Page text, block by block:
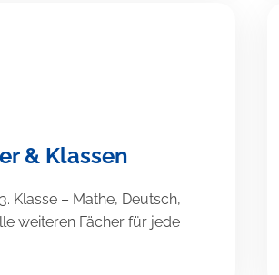
& Klassen
Klasse – Mathe, Deutsch,
weiteren Fächer für jede